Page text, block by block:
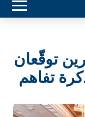
توقّعان
تفاهم